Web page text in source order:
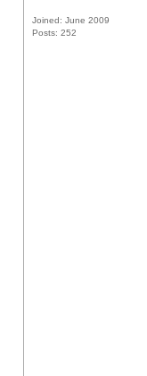
Joined: June 2009
Posts: 252